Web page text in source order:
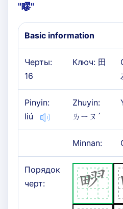
"疁"
Basic information
Черты:
16
Ключ: 田
Pinyin:
liú
Zhuyin:
ㄌㄧㄡˊ
Minnan:
Порядок
черт: